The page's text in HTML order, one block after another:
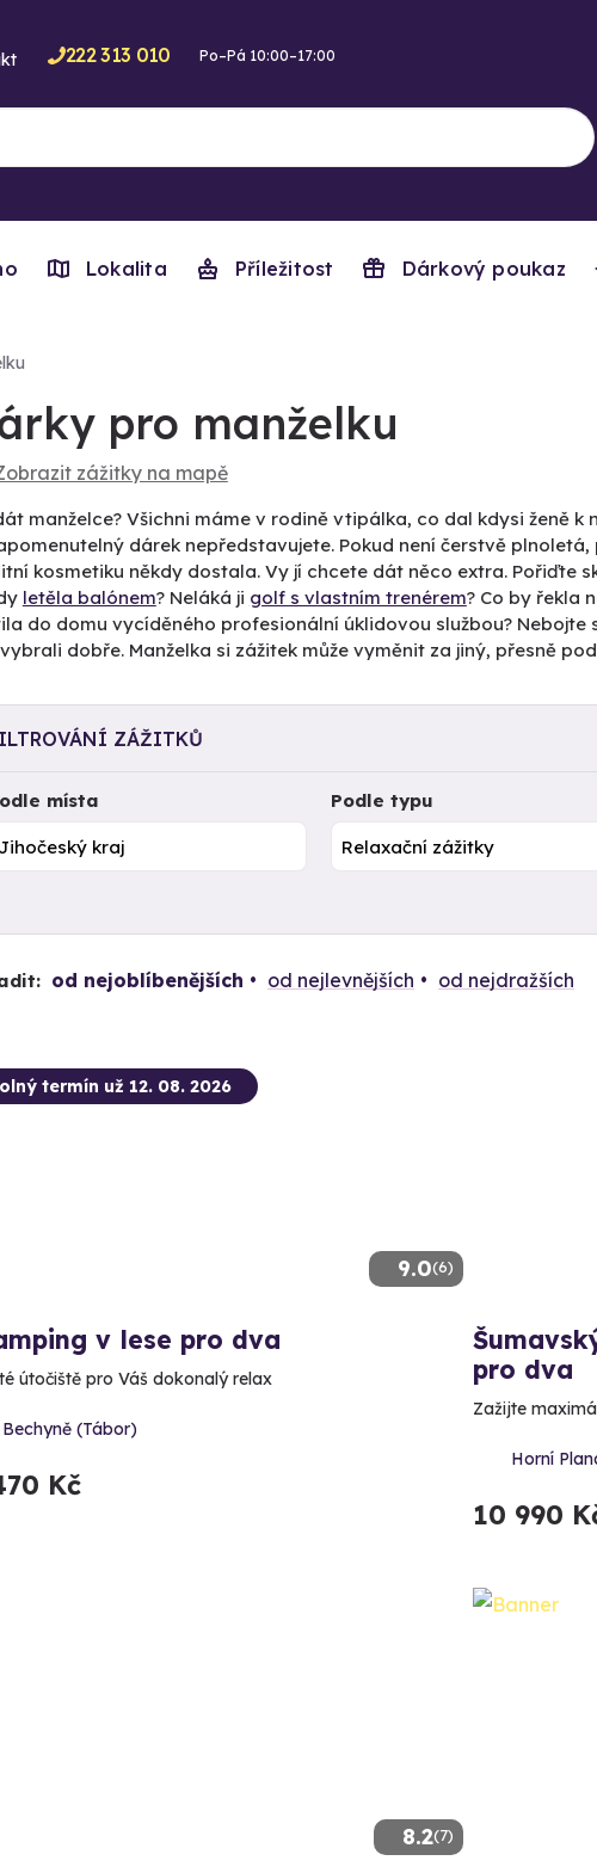
222 313 010 Po–Pá 10:00–17:00
Lokalita Příležitost Dárkový poukaz
pro manželku
zážitky na mapě
manželce? Všichni máme v rodině vtipálka, co dal kdysi ženě
dárek nepředstavujete. Pokud není čerstvě
kosmetiku někdy dostala. Vy jí chcete dát něco extra. Pořiďte
letěla balónem? Neláká ji golf s vlastním trenérem? Co by řekla
do domu vycíděného profesionální úklidovou službou? Nebojte
dobře. Manželka si zážitek může vyměnit za jiný, přesně
ZÁŽITKŮ
místa Podle typu
od nejoblíbenějších od nejlevnějších od nejdražších
9.0(6)
termín už 12. 08. 2026
v lese pro dva
útočiště pro Váš dokonalý relax
Bechyně (Tábor)
Kč
pro dva
Zažijte
Horní
10 990
8.2(7)